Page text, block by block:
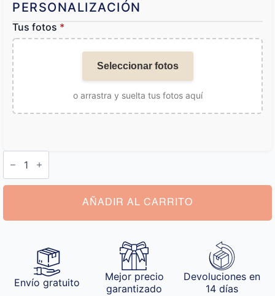
PERSONALIZACIÓN
Tus fotos *
Seleccionar fotos
o arrastra y suelta tus fotos aquí
Albornoz
Personalizado
con
Foto
AÑADIR AL CARRITO
Envío gratuito
Mejor precio
garantizado
Devoluciones en
14 días